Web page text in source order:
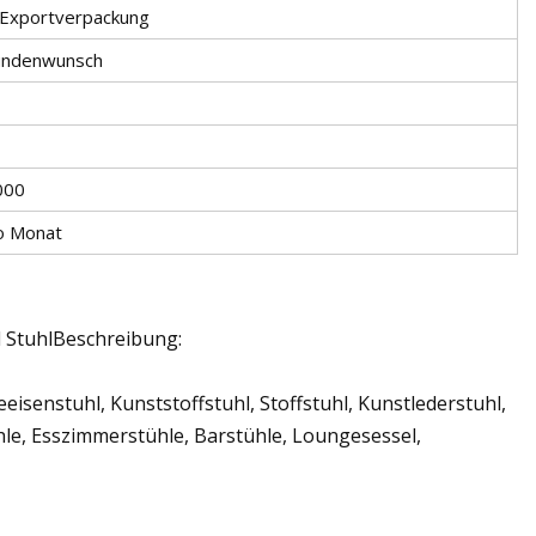
Monat
Kunststoffstuhl, Stoffstuhl, Kunstlederstuhl,
Esszimmerstühle, Barstühle, Loungesessel,